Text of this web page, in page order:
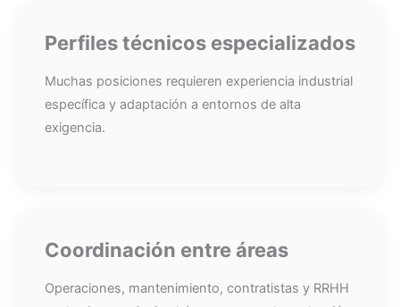
Perfiles técnicos especializados
Muchas posiciones requieren experiencia industrial
específica y adaptación a entornos de alta
exigencia.
Coordinación entre áreas
Operaciones, mantenimiento, contratistas y RRHH